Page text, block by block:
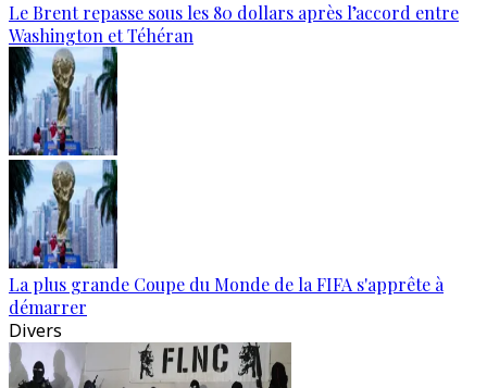
Le Brent repasse sous les 80 dollars après l’accord entre
Washington et Téhéran
La plus grande Coupe du Monde de la FIFA s'apprête à
démarrer
Divers